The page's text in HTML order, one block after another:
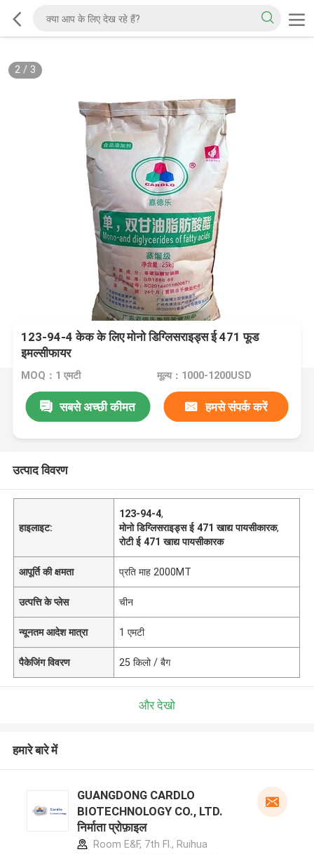
2/ 3
123-94-4 केक के लिए मोनो डिग्लिसराइड्स ई 471 फूड
इमल्सीफायर
MOQ：1 एमटी मूल्य：1000-1200USD
सबसे अच्छी कीमत हमसे संपर्क करें
उत्पाद विवरण
हाइलाइट:
123-94-4,
मोनो डिग्लिसराइड्स ई 471 खाद्य पायसीकारक,
रोटी ई 471 खाद्य पायसीकारक
आपूर्ति की क्षमता प्रति माह 2000MT
उत्पत्ति के प्लेस चीन
न्यूनतम आदेश मात्रा 1 एमटी
पैकेजिंग विवरण 25 किलो / बैग
और देखो
हमारे बारे में
GUANGDONG CARDLO
BIOTECHNOLOGY CO., LTD.
निर्माता प्रोफ़ाइल
Room E&F, 7th Fl., Ruihua